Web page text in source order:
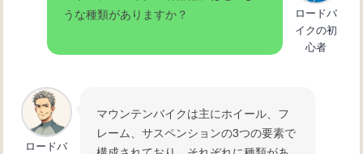
うな種類がありますか？
ロードバ
イクの初
心者
ロードバ
マウンテンバイクは主にホイール、フ
レーム、サスペンションの3つの要素で